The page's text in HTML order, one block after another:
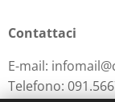
Contattaci
E-mail:
Telefono: